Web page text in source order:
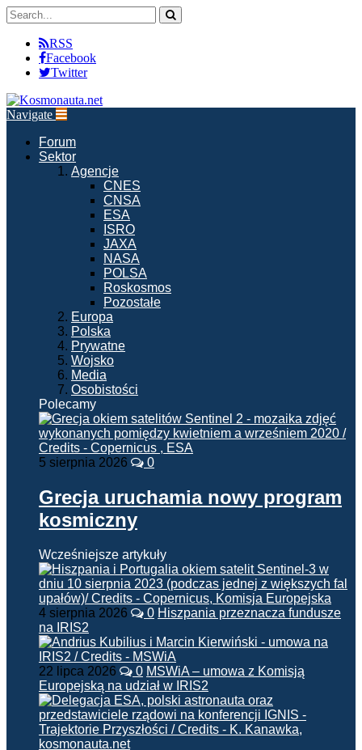
RSS
Facebook
Twitter
Navigate
Forum
Sektor
Agencje
CNES
CNSA
ESA
ISRO
JAXA
NASA
POLSA
Roskosmos
Pozostałe
Europa
Polska
Prywatne
Wojsko
Media
Osobistości
Polecamy
5 sierpnia 2026 0
Grecja uruchamia nowy program
kosmiczny
Wcześniejsze artykuły
4 sierpnia 2026 0 Hiszpania przeznacza fundusze
na IRIS2
22 lipca 2026 0 MSWiA – umowa z Komisją
Europejską na udział w IRIS2